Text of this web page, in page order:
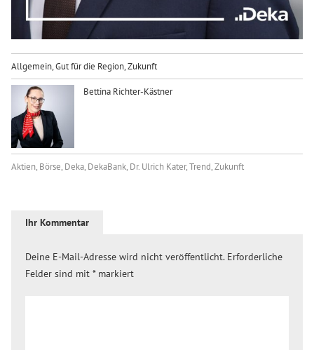
Allgemein,Gut für die Region,Zukunft
Bettina Richter-Kästner
Aktien, Börse, Deka, DekaBank, Dr. Ulrich Kater,Trend,Zukunft
Ihr Kommentar
Deine E-Mail-Adresse wird nicht veröffentlicht. Erforderliche
Felder sind mit *markiert